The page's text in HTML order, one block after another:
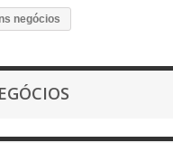
negócios